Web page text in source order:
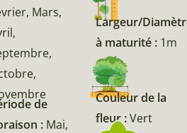
Mars,
de
: Mai,
Largeur/
à maturité : 1m
Couleur de la
fleur :Vert